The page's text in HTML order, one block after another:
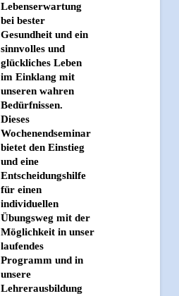
Lebenserwartung
bei bester
Gesundheit und ein
sinnvolles und
glückliches Leben
im Einklang mit
unseren wahren
Bedürfnissen.
Dieses
Wochenendseminar
bietet den Einstieg
und eine
Entscheidungshilfe
für einen
individuellen
Übungsweg mit der
Möglichkeit in unser
laufendes
Programm und in
unsere
Lehrerausbildung